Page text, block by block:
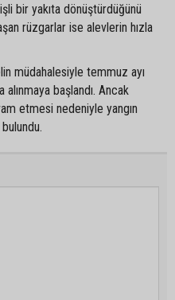
bir yakıta dönüştürdüğünü
rüzgarlar ise alevlerin hızla
müdahalesiyle temmuz ayı
başlandı. Ancak
etmesi nedeniyle yangın